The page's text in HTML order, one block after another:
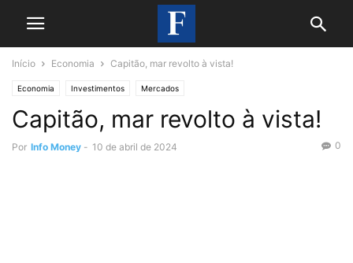
Início Economia Capitão, mar revolto à vista!
Economia Investimentos Mercados
Capitão, mar revolto à vista!
Por Info Money - 10 de abril de 2024 0